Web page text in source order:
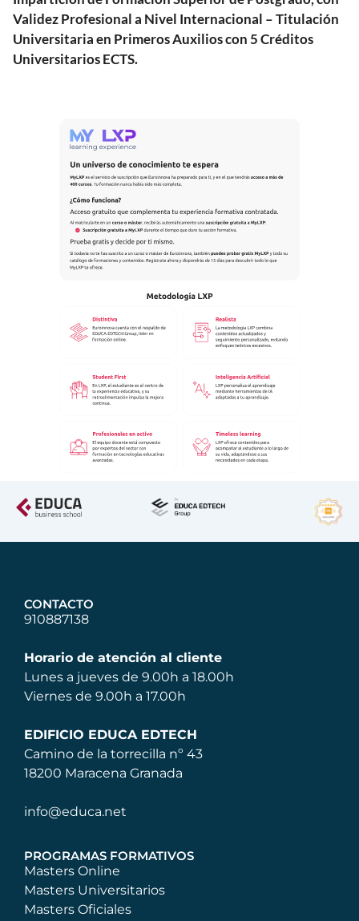
Validez Profesional a Nivel Internacional – Titulación
Universitaria en Primeros Auxilios con 5 Créditos
Universitarios ECTS.
CONTACTO
910887138
Horario de atención al cliente
Lunes a jueves de 9.00h a 18.00h
Viernes de 9.00h a 17.00h
EDIFICIO EDUCA EDTECH
Camino de la torrecilla nº 43
18200 Maracena Granada
info@educa.net
PROGRAMAS FORMATIVOS
Masters Online
Masters Universitarios
Masters Oficiales